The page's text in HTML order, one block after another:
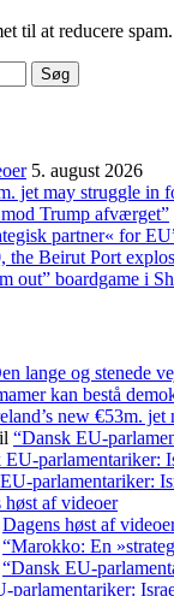
til at reducere spam.
5. august 2026
jet may struggle in
Trump afværget”
partner« for
the Beirut Port
out” boardgame i
lange og stenede
kan bestå
new €53m.
“Dansk EU-
EU-parlamentariker:
parlamentariker:
høst af videoer
Dagens høst af
“Marokko: En
“Dansk EU-
parlamentariker: